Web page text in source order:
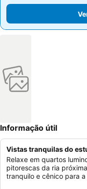
Informação útil
Vistas tranquilas do
Relaxe em quartos
pitorescas da ria
tranquilo e cênico para